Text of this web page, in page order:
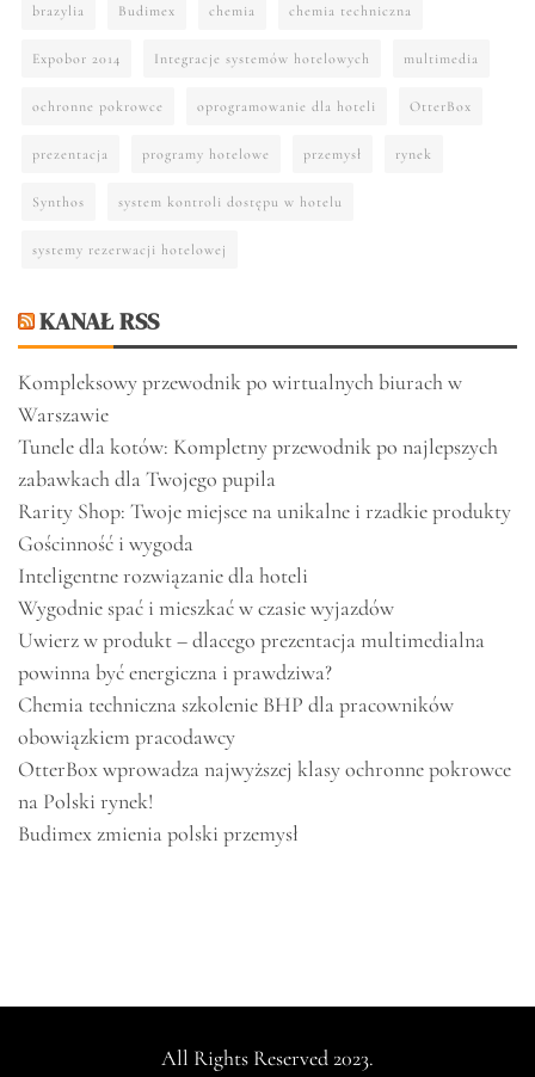
brazylia Budimex chemia chemia techniczna
Expobor 2014 Integracje systemów hotelowych multimedia
ochronne pokrowce oprogramowanie dla hoteli OtterBox
prezentacja programy hotelowe przemysł rynek
Synthos system kontroli dostępu w hotelu
systemy rezerwacji hotelowej
KANAŁ RSS
Kompleksowy przewodnik po wirtualnych biurach w
Warszawie
Tunele dla kotów: Kompletny przewodnik po najlepszych
zabawkach dla Twojego pupila
Rarity Shop: Twoje miejsce na unikalne i rzadkie produkty
Gościnność i wygoda
Inteligentne rozwiązanie dla hoteli
Wygodnie spać i mieszkać w czasie wyjazdów
Uwierz w produkt – dlacego prezentacja multimedialna
powinna być energiczna i prawdziwa?
Chemia techniczna szkolenie BHP dla pracowników
obowiązkiem pracodawcy
OtterBox wprowadza najwyższej klasy ochronne pokrowce
na Polski rynek!
Budimex zmienia polski przemysł
All Rights Reserved 2023.